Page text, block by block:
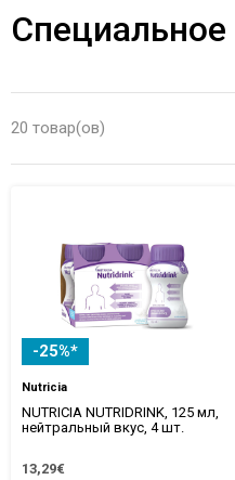
Специальное
20 товар(ов)
-25%*
Nutricia
NUTRICIA NUTRIDRINK, 125 мл,
нейтральный вкус, 4 шт.
13,29€